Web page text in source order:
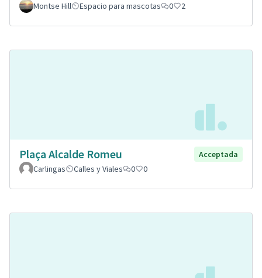
Montse Hill
Espacio para mascotas 0 2
Plaça Alcalde Romeu
Acceptada
Carlingas
Calles y Viales 0 0